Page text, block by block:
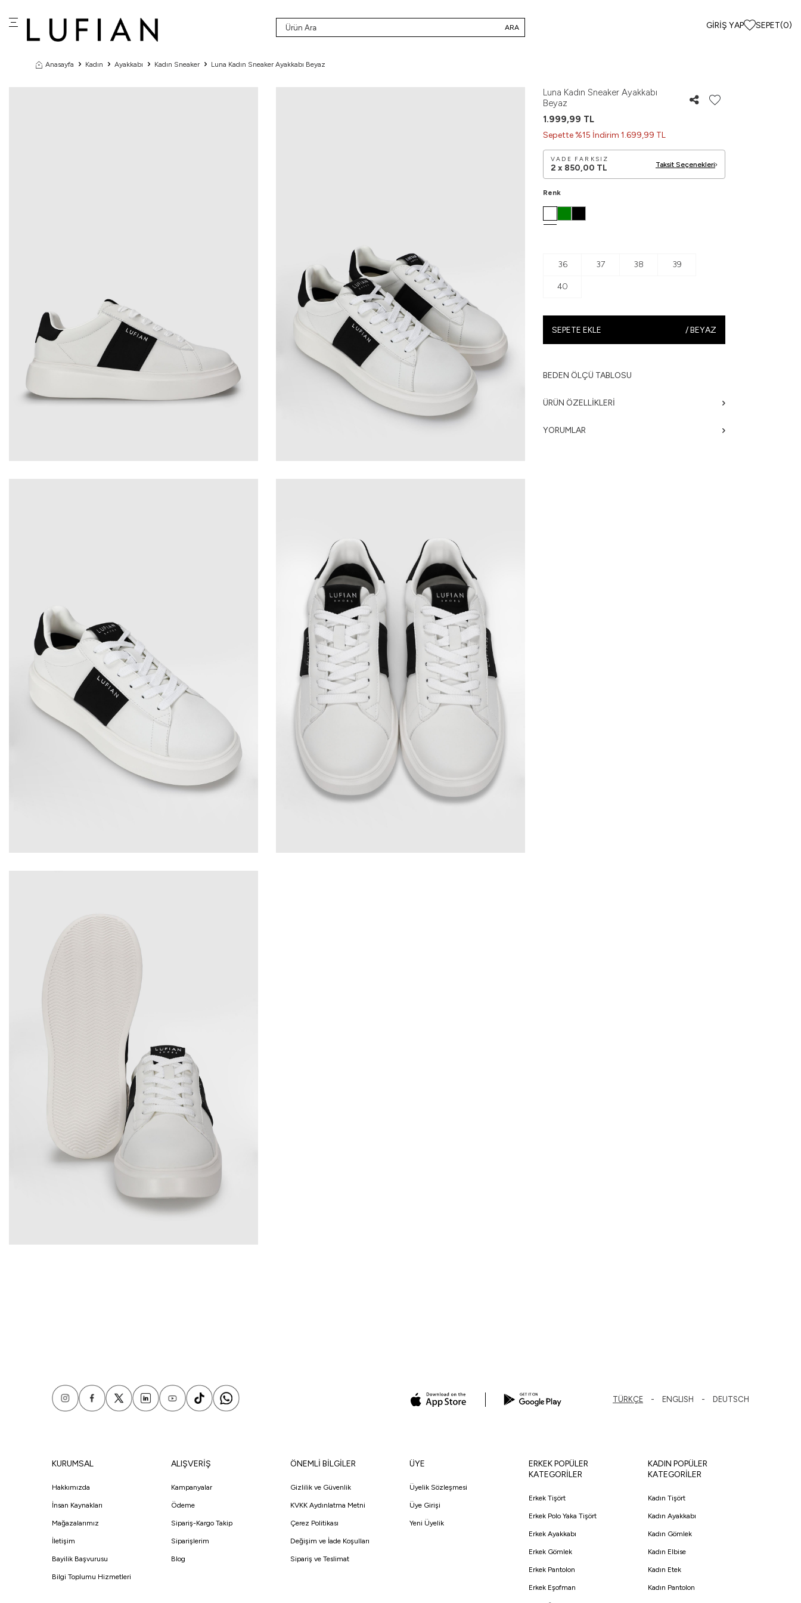
ARA GIRIŞ YAP SEPET(0)
Anasayfa Kadın Ayakkabı Kadın Sneaker Luna Kadın Sneaker Ayakkabı Beyaz
Luna Kadın Sneaker Ayakkabı
Beyaz
1.999,99 TL
Sepette %15 İndirim 1.699,99 TL
VADE FARKSIZ
2 x 850,00 TL Taksit Seçenekleri
Renk
36 37 38 39
40
SEPETE EKLE /BEYAZ
BEDEN ÖLÇÜ TABLOSU
ÜRÜN ÖZELLIKLERI
YORUMLAR
TÜRKÇE ENGLISH DEUTSCH
KURUMSAL
Hakkımızda
İnsan Kaynakları
Mağazalarımız
İletişim
Bayilik Başvurusu
Bilgi Toplumu Hizmetleri
ALIŞVERİŞ
Kampanyalar
Ödeme
Sipariş-Kargo Takip
Siparişlerim
Blog
ÖNEMLİ BİLGİLER
Gizlilik ve Güvenlik
KVKK Aydınlatma Metni
Çerez Politikası
Değişim ve İade Koşulları
Sipariş ve Teslimat
ÜYE
Üyelik Sözleşmesi
Üye Girişi
Yeni Üyelik
ERKEK POPÜLER
KATEGORİLER
Erkek Tişört
Erkek Polo Yaka Tişört
Erkek Ayakkabı
Erkek Gömlek
Erkek Pantolon
Erkek Eşofman
KADIN POPÜLER
KATEGORİLER
Kadın Tişört
Kadın Ayakkabı
Kadın Gömlek
Kadın Elbise
Kadın Etek
Kadın Pantolon